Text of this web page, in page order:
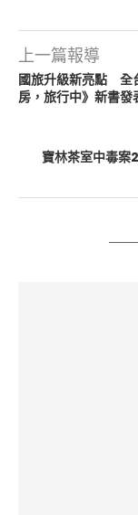
上一篇報導
國旅升級新亮點 全
房，旅行中》新書發
寶林茶室中毒